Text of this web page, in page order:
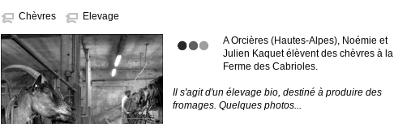
Chèvres Elevage
A Orcières (Hautes-Alpes), Noémie et
Julien Kaquet élèvent des chèvres à la
Ferme des Cabrioles.
Il s'agit d'un élevage bio, destiné à produire des
fromages. Quelques photos...